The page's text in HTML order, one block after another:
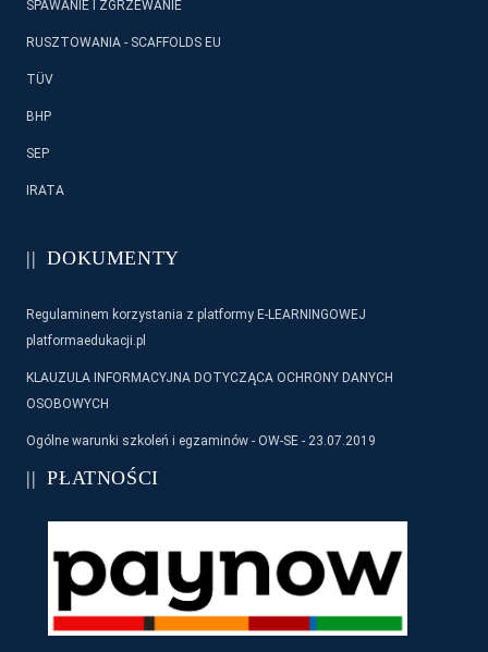
SPAWANIE I ZGRZEWANIE
RUSZTOWANIA - SCAFFOLDS EU
TÜV
BHP
SEP
IRATA
DOKUMENTY
Regulaminem korzystania z platformy E-LEARNINGOWEJ
platformaedukacji.pl
KLAUZULA INFORMACYJNA DOTYCZĄCA OCHRONY DANYCH
OSOBOWYCH
Ogólne warunki szkoleń i egzaminów - OW-SE - 23.07.2019
PŁATNOŚCI